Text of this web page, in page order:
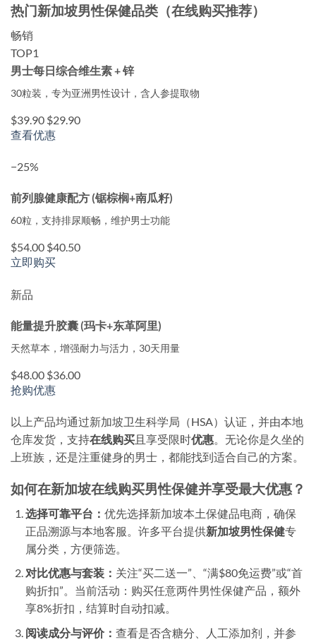
热门新加坡男性保健品类（在线购买推荐）
畅销
TOP1
男士每日综合维生素 + 锌
30粒装，专为亚洲男性设计，含人参提取物
$39.90 $29.90
查看优惠
−25%
前列腺健康配方 (锯棕榈+南瓜籽)
60粒，支持排尿顺畅，维护男士功能
$54.00 $40.50
立即购买
新品
能量提升胶囊 (玛卡+东革阿里)
天然草本，增强耐力与活力，30天用量
$48.00 $36.00
抢购优惠
以上产品均通过新加坡卫生科学局（HSA）认证，并由本地
仓库发货，支持在线购买且享受限时优惠。无论你是久坐的
上班族，还是注重健身的男士，都能找到适合自己的方案。
如何在新加坡在线购买男性保健并享受最大优惠？
选择可靠平台： 优先选择新加坡本土保健品电商，确保
正品溯源与本地客服。许多平台提供新加坡男性保健专
属分类，方便筛选。
对比优惠与套装： 关注“买二送一”、“满$80免运费”或“首
购折扣”。 当前活动：购买任意两件男性保健产品，额外
享8%折扣，结算时自动扣减。
阅读成分与评价： 查看是否含糖分、人工添加剂，并参